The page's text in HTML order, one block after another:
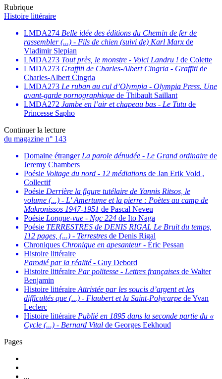
Rubrique
Histoire littéraire
LMDA274 Belle idée des éditions du Chemin de fer de
rassembler (...) - Fils de chien (suivi de) Karl Marx de
Vladimir Slepian
LMDA273 Tout près, le monstre - Voici Landru ! de Colette
LMDA273 Graffiti de Charles-Albert Cingria - Graffiti de
Charles-Albert Cingria
LMDA273 Le ruban au cul d’Olympia - Olympia Press. Une
avant-garde pornographique de Thibault Saillant
LMDA272 Jambe en l’air et chapeau bas - Le Tutu de
Princesse Sapho
Continuer la lecture
du magazine n° 143
Domaine étrangerLa parole dénudée - Le Grand ordinaire de
Jeremy Chambers
Poésie Voltage du nord - 12 médiations de Jan Erik Vold ,
Collectif
Poésie Derrière la figure tutélaire de Yannis Ritsos, le
volume (...) - L' Amertume et la pierre : Poètes au camp de
Makronissos 1947-1951 de Pascal Neveu
Poésie Longue-vue - Ngc 224 de Ito Naga
Poésie TERRESTRES de DENIS RIGAL Le Bruit du temps,
112 pages, (...) - Terrestres de Denis Rigal
Chroniques Chronique en apesanteur - Éric Pessan
Histoire littéraire
Parodié par la réalité - Guy Debord
Histoire littéraire Par politesse - Lettres françaises de Walter
Benjamin
Histoire littéraireAttristée par les soucis d’argent et les
difficultés que (...) - Flaubert et la Saint-Polycarpe de Yvan
Leclerc
Histoire littéraire Publié en 1895 dans la seconde partie du «
Cycle (...) - Bernard Vital de Georges Eekhoud
Pages
...